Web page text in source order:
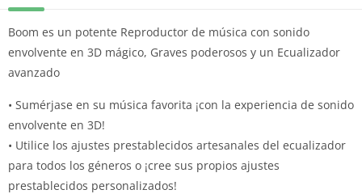
Boom es un potente Reproductor de música con sonido
envolvente en 3D mágico, Graves poderosos y un Ecualizador
avanzado
• Sumérjase en su música favorita ¡con la experiencia de sonido
envolvente en 3D!
• Utilice los ajustes prestablecidos artesanales del ecualizador
para todos los géneros o ¡cree sus propios ajustes
prestablecidos personalizados!